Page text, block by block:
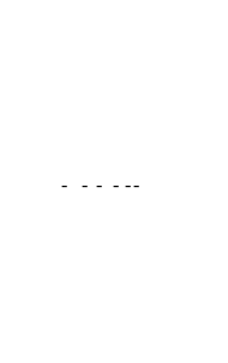
- - - - --